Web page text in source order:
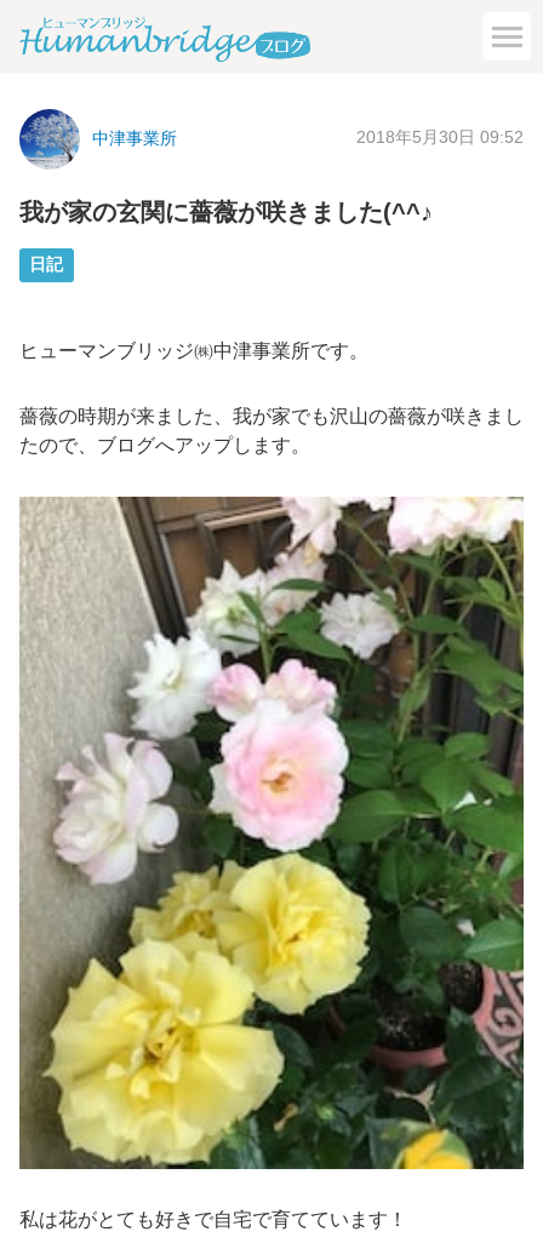
中津事業所 2018年5月30日 09:52
我が家の玄関に薔薇が咲きました(^^♪
日記
ヒューマンブリッジ㈱中津事業所です。
薔薇の時期が来ました、我が家でも沢山の薔薇が咲きまし
たので、ブログへアップします。
私は花がとても好きで自宅で育てています！